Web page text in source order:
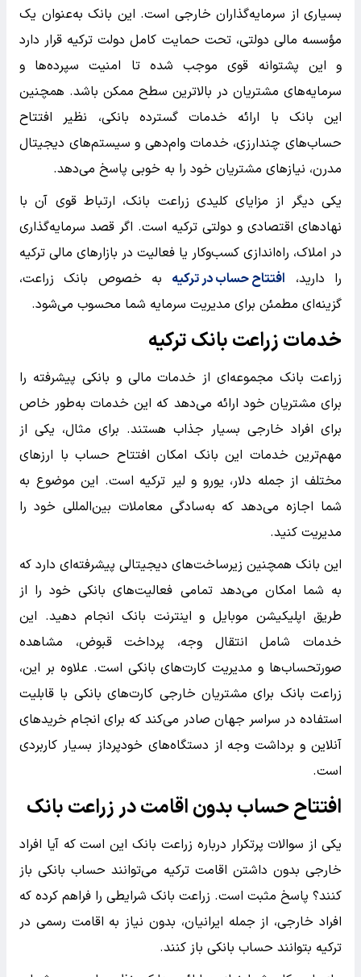
بسیاری از سرمایه‌گذاران خارجی است. این بانک به‌عنوان یک
مؤسسه مالی دولتی، تحت حمایت کامل دولت ترکیه قرار دارد
و این پشتوانه قوی موجب شده تا امنیت سپرده‌ها و
سرمایه‌های مشتریان در بالاترین سطح ممکن باشد. همچنین
این بانک با ارائه خدمات گسترده بانکی، نظیر افتتاح
حساب‌های چندارزی، خدمات وام‌دهی و سیستم‌های دیجیتال
مدرن، نیازهای مشتریان خود را به خوبی پاسخ می‌دهد.
یکی دیگر از مزایای کلیدی زراعت بانک، ارتباط قوی آن با
نهادهای اقتصادی و دولتی ترکیه است. اگر قصد سرمایه‌گذاری
در املاک، راه‌اندازی کسب‌وکار یا فعالیت در بازارهای مالی ترکیه
را دارید، افتتاح حساب در ترکیه به خصوص بانک زراعت،
گزینه‌ای مطمئن برای مدیریت سرمایه شما محسوب می‌شود.
خدمات زراعت بانک ترکیه
زراعت بانک مجموعه‌ای از خدمات مالی و بانکی پیشرفته را
برای مشتریان خود ارائه می‌دهد که این خدمات به‌طور خاص
برای افراد خارجی بسیار جذاب هستند. برای مثال، یکی از
مهم‌ترین خدمات این بانک امکان افتتاح حساب با ارزهای
مختلف از جمله دلار، یورو و لیر ترکیه است. این موضوع به
شما اجازه می‌دهد که به‌سادگی معاملات بین‌المللی خود را
مدیریت کنید.
این بانک همچنین زیرساخت‌های دیجیتالی پیشرفته‌ای دارد که
به شما امکان می‌دهد تمامی فعالیت‌های بانکی خود را از
طریق اپلیکیشن موبایل و اینترنت بانک انجام دهید. این
خدمات شامل انتقال وجه، پرداخت قبوض، مشاهده
صورتحساب‌ها و مدیریت کارت‌های بانکی است. علاوه بر این،
زراعت بانک برای مشتریان خارجی کارت‌های بانکی با قابلیت
استفاده در سراسر جهان صادر می‌کند که برای انجام خریدهای
آنلاین و برداشت وجه از دستگاه‌های خودپرداز بسیار کاربردی
است.
افتتاح حساب بدون اقامت در زراعت بانک
یکی از سوالات پرتکرار درباره زراعت بانک این است که آیا افراد
خارجی بدون داشتن اقامت ترکیه می‌توانند حساب بانکی باز
کنند؟ پاسخ مثبت است. زراعت بانک شرایطی را فراهم کرده که
افراد خارجی، از جمله ایرانیان، بدون نیاز به اقامت رسمی در
ترکیه بتوانند حساب بانکی باز کنند.